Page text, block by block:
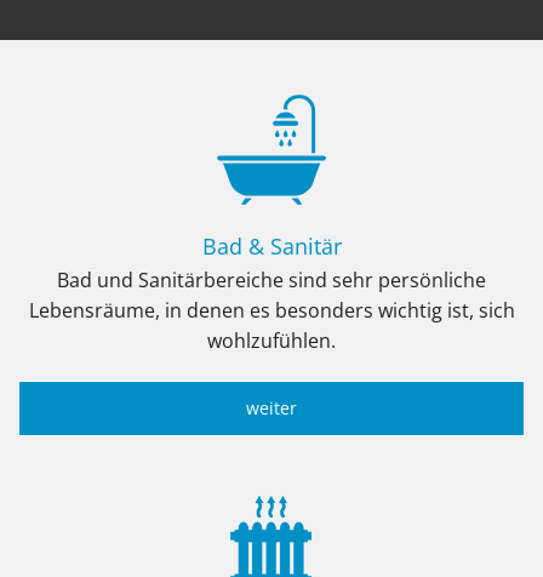
Bad & Sanitär
Bad und Sanitärbereiche sind sehr persönliche
Lebensräume, in denen es besonders wichtig ist, sich
wohlzufühlen.
weiter